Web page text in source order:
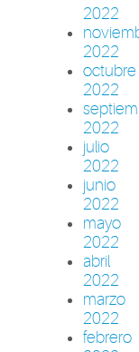
2022
2022
octubre
2022
2022
julio
2022
junio
2022
mayo
2022
abril
2022
marzo
2022
febrero